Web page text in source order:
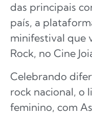
das principais
país, a
minifestival que
Rock, no Cine
Celebrando
rock nacional, o
feminino, com